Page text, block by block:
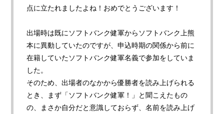
点に立たれましたよね！おめでとうございます！
出場時は既にソフトバンク健軍からソフトバンク上熊
本に異動していたのですが、申込時期の関係から前に
在籍していたソフトバンク健軍名義で参加をしていま
した。
そのため、出場者のなかから優勝者を読み上げられる
とき、まず「ソフトバンク健軍！」と聞こえたもの
の、まさか自分だと意識しておらず、名前を読み上げ